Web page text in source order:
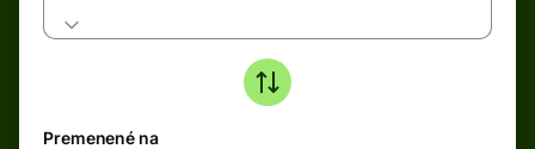
Premenené na